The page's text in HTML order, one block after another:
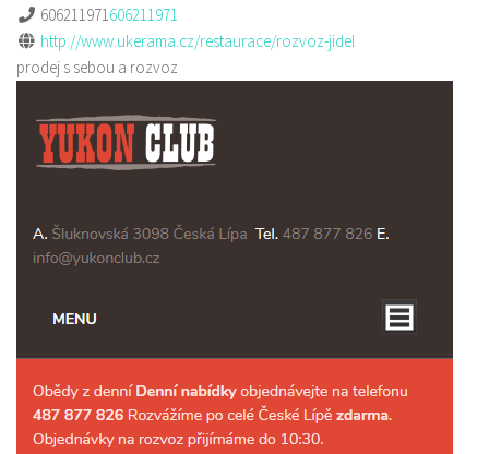
606211971606211971
http://www.ukerama.cz/restaurace/rozvoz-jidel
prodej s sebou a rozvoz